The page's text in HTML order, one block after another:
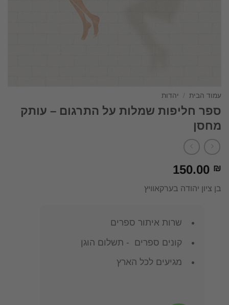
עמוד הבית / יהדות
ספר חליפות שמלות על התרגום – עותק
מחסן
150.00 ₪
בן ציון יהודה בערקאוויץ
שרות איתור ספרים
קונים ספרים - תשלום הוגן
מגיעים לכל הארץ